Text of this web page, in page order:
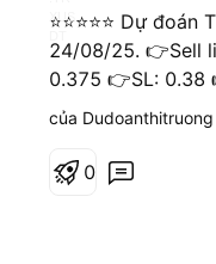
⭐️⭐️⭐️⭐️⭐️ Dự đoán
24/08/25. 👉Sell
0.375 👉SL: 0.38
0.35 ⭐️ Khuyến
của Dudoanthitruong
0